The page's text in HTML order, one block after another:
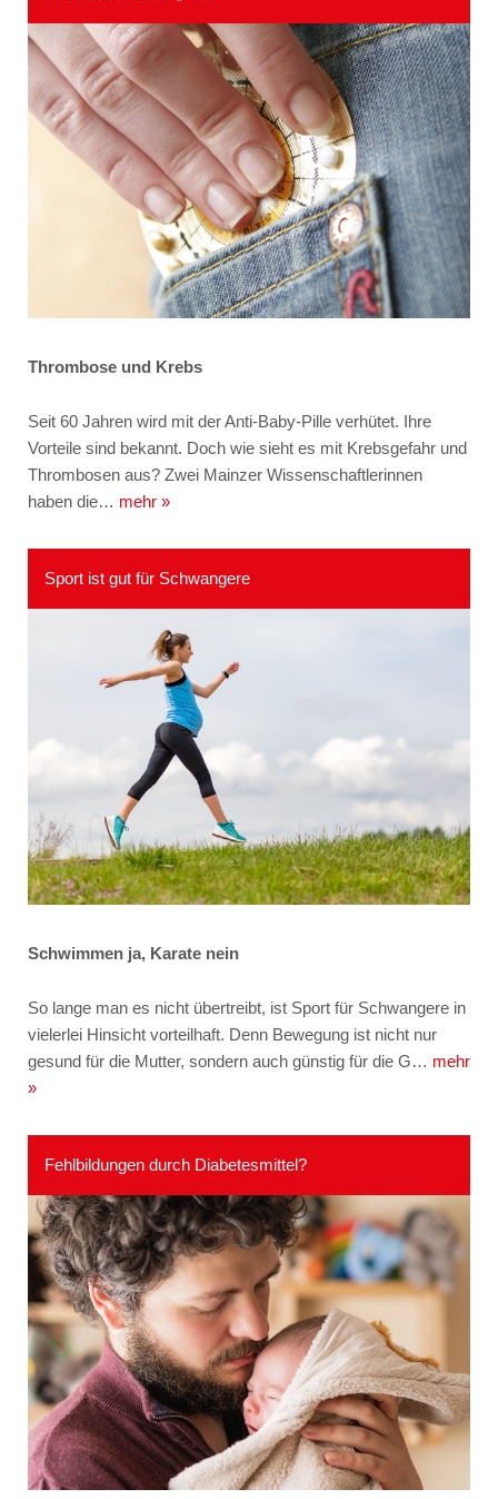
Thrombose und Krebs
Seit 60 Jahren wird mit der Anti-Baby-Pille verhütet. Ihre
Vorteile sind bekannt. Doch wie sieht es mit Krebsgefahr und
Thrombosen aus? Zwei Mainzer Wissenschaftlerinnen
haben die… mehr »
Sport ist gut für Schwangere
Schwimmen ja, Karate nein
So lange man es nicht übertreibt, ist Sport für Schwangere in
vielerlei Hinsicht vorteilhaft. Denn Bewegung ist nicht nur
gesund für die Mutter, sondern auch günstig für die G… mehr
»
Fehlbildungen durch Diabetesmittel?